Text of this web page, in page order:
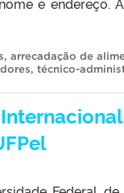
, arrecadação de
, técnico-